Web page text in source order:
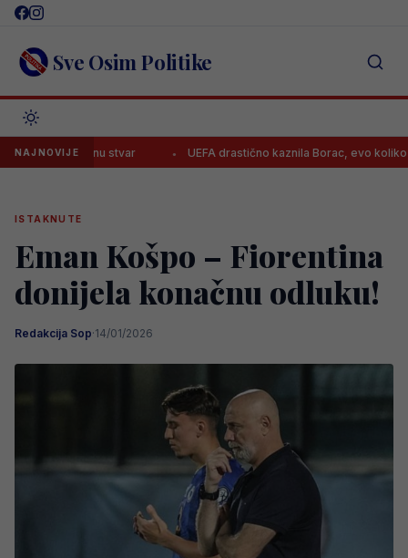
Skip
content Sve Osim Politike
NAJNOVIJE
na jednu stvar UEFA drastično kaznila Borac, evo koliko
ISTAKNUTE
Eman Košpo – Fiorentina
donijela konačnu odluku!
Redakcija Sop·14/01/2026